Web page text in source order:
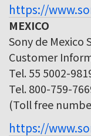
https://
MEXICO
Sony de Mexico
Customer
Tel. 55 5002-
Tel. 800-759-
(Toll free
https://